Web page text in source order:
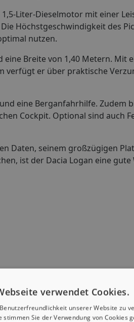
Liter-Dieselmotor mit einer
Höchstgeschwindigkeit des
nutzen.
eine Breite von 1,40 Metern. Mit
verfügt er über praktische
eine Berganfahrhilfe. Zudem
Cockpit. Optional sind auch
Daten, seinem großzügigen
ist der Dacia Logan eine gute
es den Kunden ermöglichen,
verwendet Cookies.
unserer Website zu
Sie der Verwendung von Cookies